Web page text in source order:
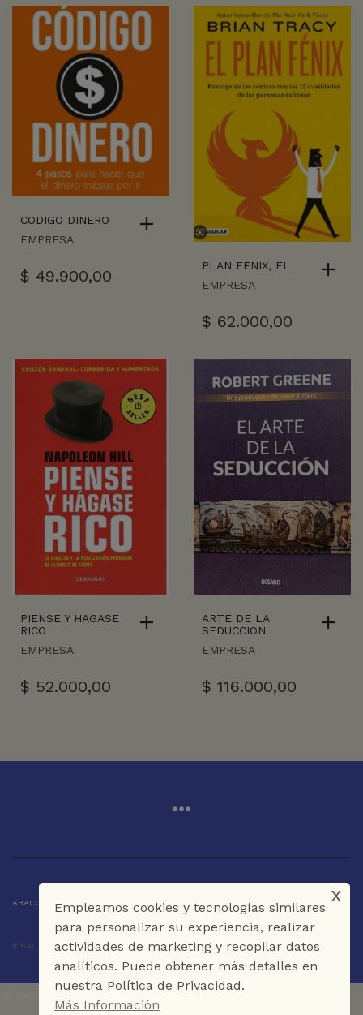
CODIGO DINERO
EMPRESA
$ 49.900,00
PLAN FENIX, EL
EMPRESA
$ 62.000,00
PIENSE Y HAGASE
RICO
EMPRESA
$ 52.000,00
ARTE DE LA
SEDUCCION
EMPRESA
$ 116.000,00
ÁBACO LIBROS Y CAFÉ © 2025 CARTAGENA DE INDIAS - COLOMBIA
Inicio Tienda La Librería Galería Café Contáctenos
Empleamos cookies y tecnologías similares
para personalizar su experiencia, realizar
actividades de marketing y recopilar datos
analíticos. Puede obtener más detalles en
nuestra Política de Privacidad.
Más Información
x